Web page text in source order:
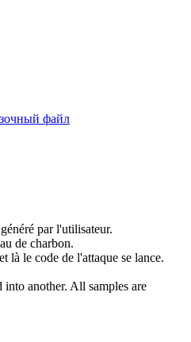
файл
par l'utilisateur.
de charbon.
là le code de l'attaque se lance.
another. All samples are